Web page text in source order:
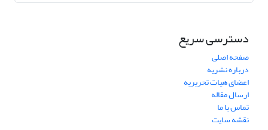
دسترسی سریع
صفحه اصلی
درباره نشریه
اعضای هیات تحریریه
ارسال مقاله
تماس با ما
نقشه سایت